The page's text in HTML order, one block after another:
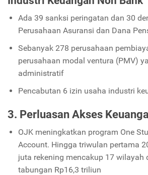
Ada 39 sanksi peringatan dan 30
Perusahaan Asuransi dan Dana
Sebanyak 278 perusahaan
perusahaan modal ventura (PMV)
administratif
Pencabutan 6 izin usaha industri
3. Perluasan Akses
OJK meningkatkan program One
Account. Hingga triwulan pertama
juta rekening mencakup 17 wilayah
tabungan Rp16,3 triliun